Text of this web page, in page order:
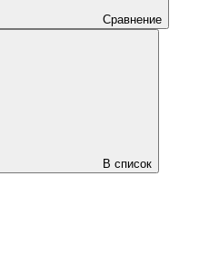
Сравнение
В список